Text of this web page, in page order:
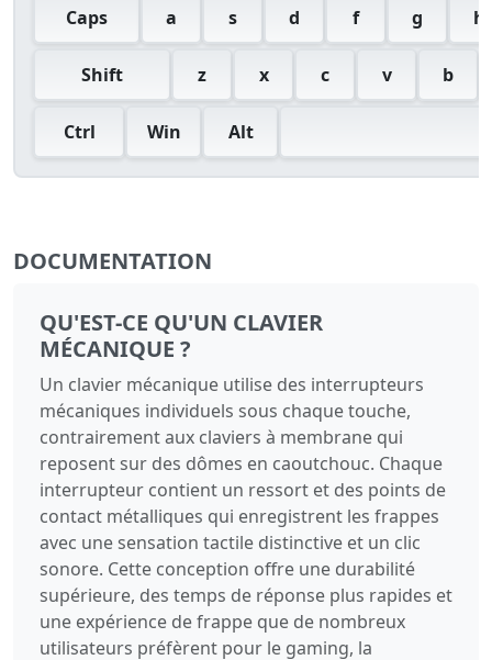
Caps a s d f g h
Shift z x c v b
Ctrl Win Alt
DOCUMENTATION
QU'EST-CE QU'UN CLAVIER
MÉCANIQUE ?
Un clavier mécanique utilise des interrupteurs
mécaniques individuels sous chaque touche,
contrairement aux claviers à membrane qui
reposent sur des dômes en caoutchouc. Chaque
interrupteur contient un ressort et des points de
contact métalliques qui enregistrent les frappes
avec une sensation tactile distinctive et un clic
sonore. Cette conception offre une durabilité
supérieure, des temps de réponse plus rapides et
une expérience de frappe que de nombreux
utilisateurs préfèrent pour le gaming, la